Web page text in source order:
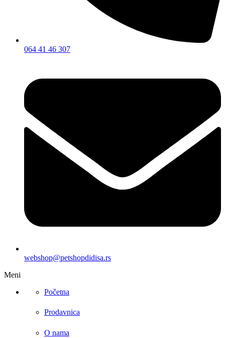
064 41 46 307
webshop@petshopdidisa.rs
Meni
Početna
Prodavnica
O nama